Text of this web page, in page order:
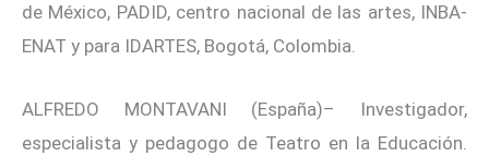
de México, PADID, centro nacional de las artes, INBA-
ENAT y para IDARTES, Bogotá, Colombia.
ALFREDO MONTAVANI (España)– Investigador,
especialista y pedagogo de Teatro en la Educación.